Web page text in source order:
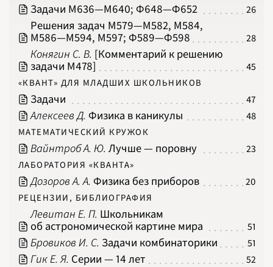
2003
2004
2005
2006
2007
2008
2009
2011
2012
2013
2015
2017
2019
2021
2022
2023
2024
2025
2026
ПОДРОБНО
Задачи М636‍—‍М640; Ф648‍—‍Ф652 26
Решения задач М579‍—‍М582, М584,
М586‍—‍М594, М597; Ф589‍—‍Ф598
28
Конягин С. В. [Комментарий к решению
задачи М478]
45
«КВАНТ» ДЛЯ МЛАДШИХ ШКОЛЬНИКОВ
Задачи 47
Алексеев Д. Физика в каникулы 48
МАТЕМАТИЧЕСКИЙ КРУЖОК
Вайнтроб А. Ю. Лучше — поровну 23
ЛАБОРАТОРИЯ «КВАНТА»
Дозоров А. А. Физика без приборов 20
РЕЦЕНЗИИ, БИБЛИОГРАФИЯ
Левитан Е. П. Школьникам
об астрономической картине мира
51
Бровиков И. С. Задачи комбинаторики 51
Гик Е. Я. Серии — 14 лет 52